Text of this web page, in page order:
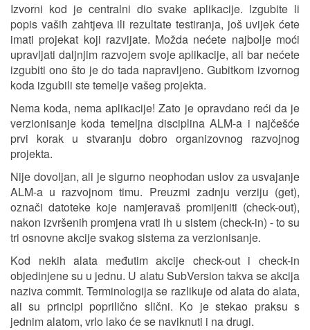
Izvorni kod je centralni dio svake aplikacije. lzgubite li
popis vaših zahtjeva ili rezultate testiranja, još uvijek ćete
imati projekat koji razvijate. Možda nećete najbolje moći
upravljati daljnjim razvojem svoje aplikacije, ali bar nećete
izgubiti ono što je do tada napravljeno. Gubitkom izvornog
koda izgubili ste temelje vašeg projekta.
Nema koda, nema aplikacije! Zato je opravdano reći da je
verzionisanje koda temeljna disciplina ALM-a i najčešće
prvi korak u stvaranju dobro organizovnog razvojnog
projekta.
Nije dovoljan, ali je sigurno neophodan uslov za usvajanje
ALM-a u razvojnom timu. Preuzmi zadnju verziju (get),
označi datoteke koje namjeravaš promijeniti (check-out),
nakon izvršenih promjena vrati ih u sistem (check-in) - to su
tri osnovne akcije svakog sistema za verzionisanje.
Kod nekih alata međutim akcije check-out i check-in
objedinjene su u jednu. U alatu SubVersion takva se akcija
naziva commit. Terminologija se razlikuje od alata do alata,
ali su principi poprilično slični. Ko je stekao praksu s
jednim alatom, vrlo lako će se naviknuti i na drugi.